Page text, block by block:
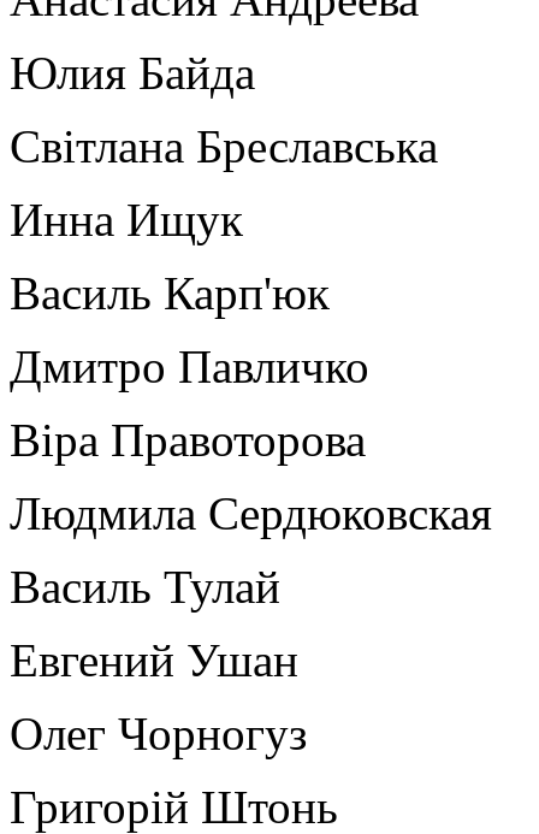
Юлия Байда
Світлана Бреславська
Инна Ищук
Василь Карп'юк
Дмитро Павличко
Віра Правоторова
Людмила Сердюковская
Василь Тулай
Евгений Ушан
Олег Чорногуз
Григорій Штонь